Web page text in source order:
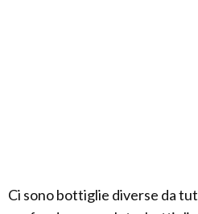
Ci sono bottiglie diverse da